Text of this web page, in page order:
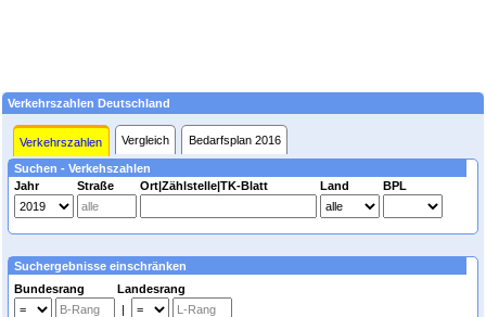
Verkehrszahlen Deutschland
Verkehrszahlen Vergleich Bedarfsplan 2016
Suchen - Verkehszahlen
Jahr
Straße Ort|Zählstelle|TK-Blatt Land BPL
Suchergebnisse einschränken
Bundesrang Landesrang
|